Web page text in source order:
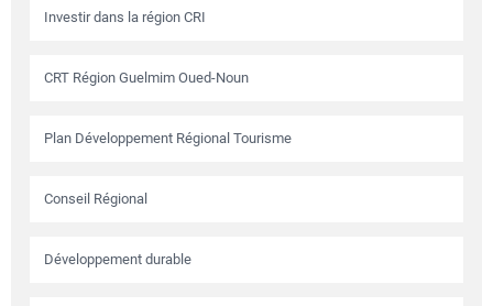
Investir dans la région CRI
CRT Région Guelmim Oued-Noun
Plan Développement Régional Tourisme
Conseil Régional
Développement durable